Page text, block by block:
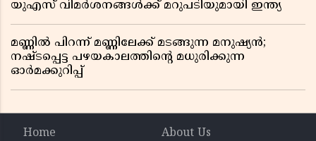
യുഎസ് വിമർശനങ്ങൾക്ക് മറുപടിയുമായി ഇന്ത്യ
മണ്ണിൽ പിറന്ന് മണ്ണിലേക്ക് മടങ്ങുന്ന മനുഷ്യൻ;
നഷ്ടപ്പെട്ട പഴയകാലത്തിൻ്റെ മധുരിക്കുന്ന
ഓർമക്കുറിപ്പ്
Home
About Us